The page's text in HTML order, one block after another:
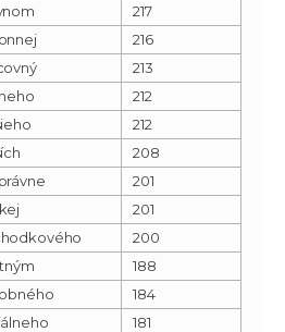
217
216
213
212
212
208
201
201
200
188
184
181